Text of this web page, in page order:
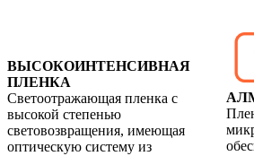
ВЫСОКОИНТЕНСИВНАЯ
ПЛЕНКА
Светоотражающая пленка с
высокой степенью
световозвращения, имеющая
оптическую систему из